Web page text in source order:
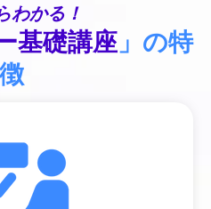
わかる！
基礎講座 」の特
徴